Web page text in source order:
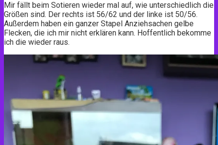
Mir fällt beim Sotieren wieder mal auf, wie unterschiedlich die
Größen sind. Der rechts ist 56/62 und der linke ist 50/56.
Außerdem haben ein ganzer Stapel Anziehsachen gelbe
Flecken, die ich mir nicht erklären kann. Hoffentlich bekomme
ich die wieder raus.